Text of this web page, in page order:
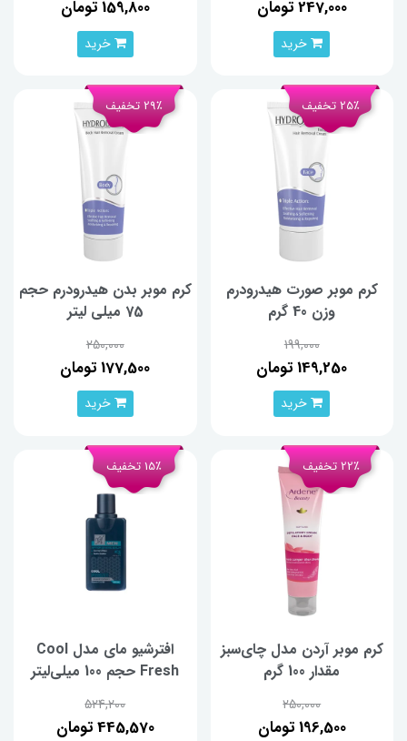
247,000 تومان
خرید
159,800 تومان
خرید
کرم موبر صورت هیدرودرم
وزن 40 گرم
199,000
149,250 تومان
25٪ تخفیف
خرید
کرم موبر بدن هیدرودرم حجم
75 میلی لیتر
250,000
177,500 تومان
29٪ تخفیف
خرید
کرم موبر آردن مدل چای‌سبز
مقدار 100 گرم
250,000
196,500 تومان
22٪ تخفیف
افترشیو مای مدل Cool
Fresh حجم 100 میلی‌لیتر
524,200
445,570 تومان
15٪ تخفیف